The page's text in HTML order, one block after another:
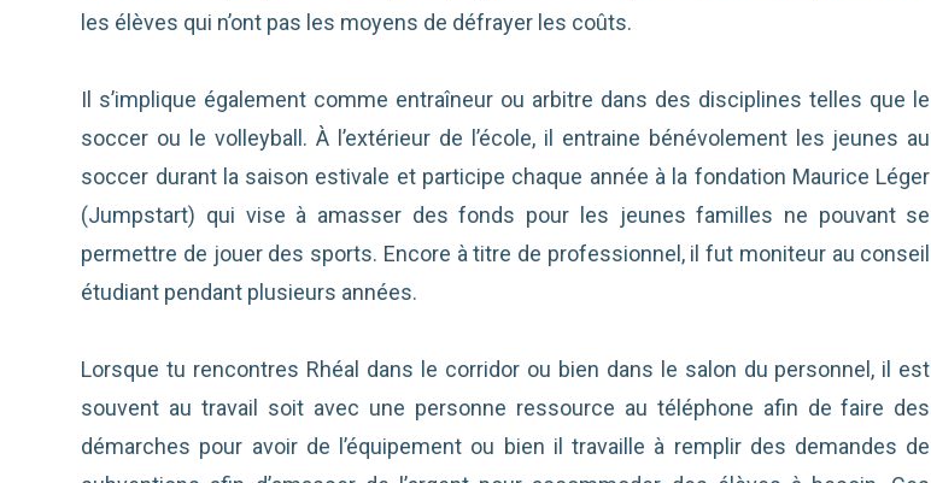
les élèves qui n’ont pas les moyens de défrayer les coûts.
Il s’implique également comme entraîneur ou arbitre dans des disciplines telles que le
soccer ou le volleyball. À l’extérieur de l’école, il entraine bénévolement les jeunes au
soccer durant la saison estivale et participe chaque année à la fondation Maurice Léger
(Jumpstart) qui vise à amasser des fonds pour les jeunes familles ne pouvant se
permettre de jouer des sports. Encore à titre de professionnel, il fut moniteur au conseil
étudiant pendant plusieurs années.
Lorsque tu rencontres Rhéal dans le corridor ou bien dans le salon du personnel, il est
souvent au travail soit avec une personne ressource au téléphone afin de faire des
démarches pour avoir de l’équipement ou bien il travaille à remplir des demandes de